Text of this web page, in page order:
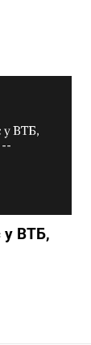
у ВТБ,